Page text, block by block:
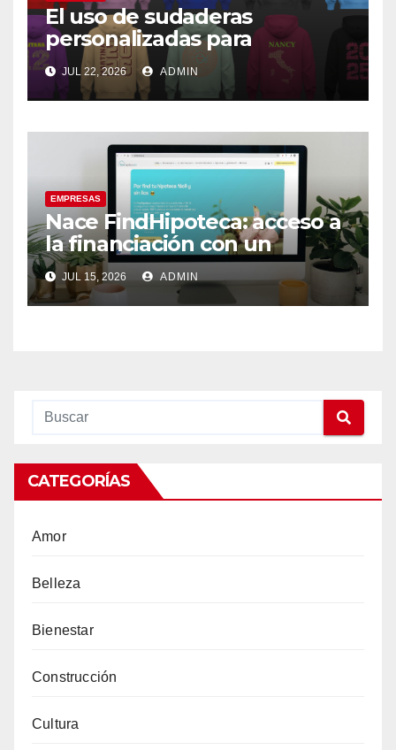
El uso de sudaderas
personalizadas para
fortalecer la imagen de
marca en los grupos
JUL 22, 2026 ADMIN
EMPRESAS
Nace FindHipoteca: acceso a
la financiación con un
modelo gratuito, experto y
personalizado
JUL 15, 2026 ADMIN
CATEGORÍAS
Amor
Belleza
Bienestar
Construcción
Cultura